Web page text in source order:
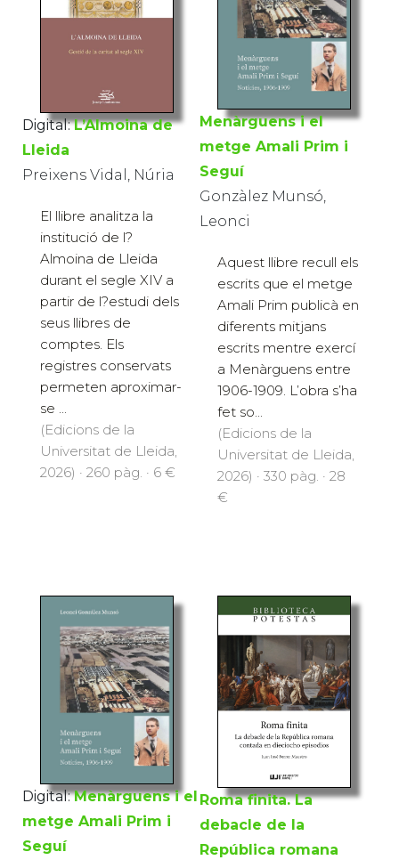
Digital: L’Almoina de
Lleida
Preixens Vidal, Núria
El llibre analitza la
institució de l?
Almoina de Lleida
durant el segle XIV a
partir de l?estudi dels
seus llibres de
comptes. Els
registres conservats
permeten aproximar-
se ...
(Edicions de la
Universitat de Lleida,
2026) · 260 pàg. · 6 €
Menàrguens i el
metge Amali Prim i
Seguí
Gonzàlez Munsó,
Leonci
Aquest llibre recull els
escrits que el metge
Amali Prim publicà en
diferents mitjans
escrits mentre exercí
a Menàrguens entre
1906-1909. L’obra s’ha
fet so...
(Edicions de la
Universitat de Lleida,
2026) · 330 pàg. · 28
€
Digital: Menàrguens i el
metge Amali Prim i
Seguí
Roma finita. La
debacle de la
República romana